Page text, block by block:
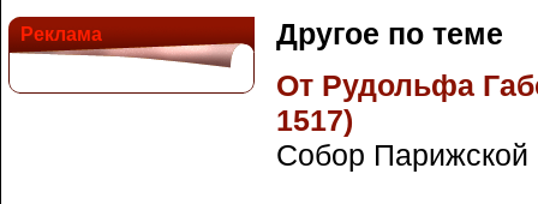
Реклама
Другое по теме
От Рудольфа
1517)
Собор Парижской